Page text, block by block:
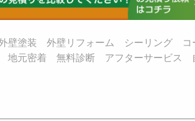
塗装 外壁リフォーム シーリング コ
元密着 無料診断 アフターサービス